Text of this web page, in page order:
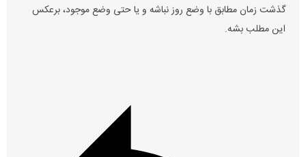
گذشت زمان مطابق با وضع روز نباشه و یا حتی وضع موجود، برعکس
این مطلب بشه.